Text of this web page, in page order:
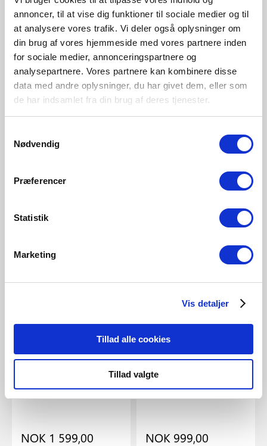
annoncer, til at vise dig funktioner til sociale medier og til
at analysere vores trafik. Vi deler også oplysninger om
din brug af vores hjemmeside med vores partnere inden
for sociale medier, annonceringspartnere og
analysepartnere. Vores partnere kan kombinere disse
data med andre oplysninger, du har givet dem, eller som
de har indsamlet fra din brug af deres tjenester.
Nødvendig
Præferencer
Statistik
Marketing
Vis detaljer
Tillad alle cookies
Tillad valgte
Lysstyrke (Lumen)
650.0
IP-grad
IP44
Område
Utendørs
Primært materiale
Metal
Tilknyttede produkter
Red Dot Design
NOK 1 599,00 NOK 999,00